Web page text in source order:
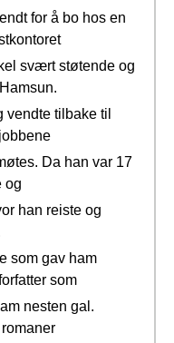
for å bo hos en
svært støtende og
vendte tilbake til
Da han var 17
og
han reiste og
som gav ham
som
nesten gal.